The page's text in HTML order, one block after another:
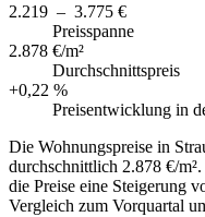
2.219 – 3.775 €
Preisspanne
2.878 €/m²
Durchschnittspreis
+0,22 %
Preisentwicklung in
Die Wohnungspreise in
durchschnittlich 2.878 €/
die Preise eine Steigerung
Vergleich zum Vorquartal